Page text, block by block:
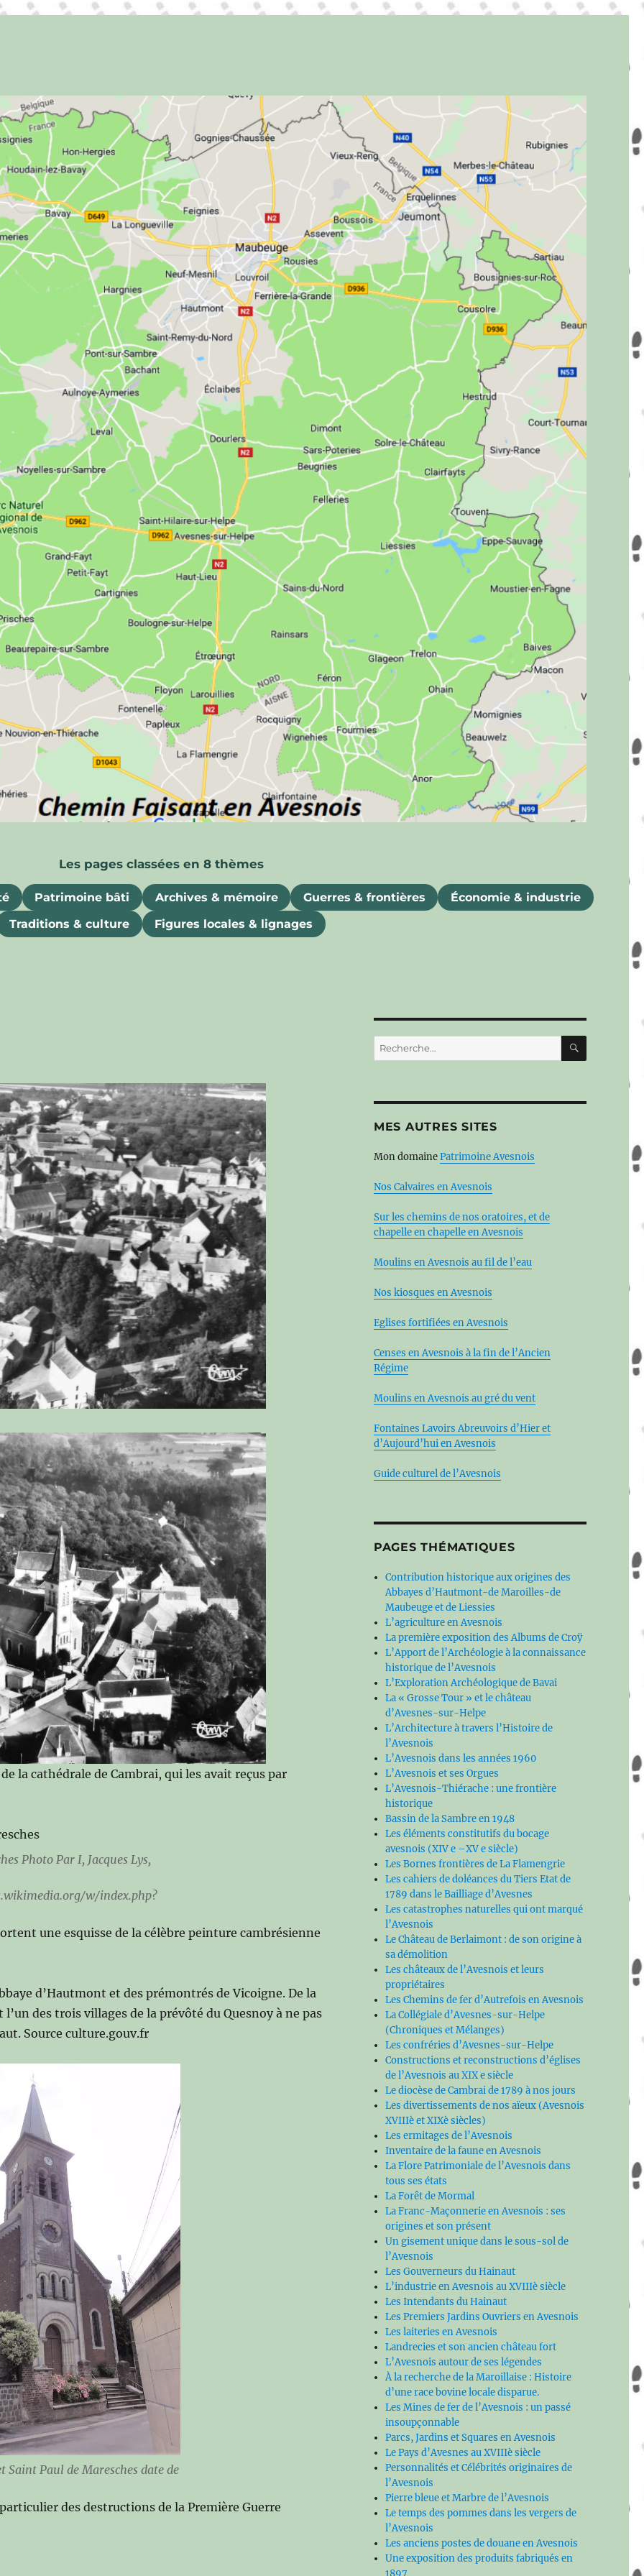
Patrimoine bâti Archives & mémoire Guerres & frontières
Économie & industrie
Traditions & culture
Figures locales & lignages
la cathédrale de Cambrai, qui les avait reçus par
Photo Par I, Jacques Lys,
w/index.php?
une esquisse de la célèbre peinture cambrésienne
d’Hautmont et des prémontrés de Vicoigne. De la
des trois villages de la prévôté du Quesnoy à ne pas
Source culture.gouv.fr
Saint Paul de Maresches date de
des destructions de la Première Guerre
Recherche
pour :
MES AUTRES SITES
Mon domainePatrimoine Avesnois
Nos Calvaires en Avesnois
Sur les chemins de nos oratoires, et de
chapelle en chapelle en Avesnois
Moulins en Avesnois au fil de l’eau
Nos kiosques en Avesnois
Eglises fortifiées en Avesnois
Censes en Avesnois à la fin de l’Ancien
Régime
Moulins en Avesnois au gré du vent
Fontaines Lavoirs Abreuvoirs d’Hier et
d’Aujourd’hui en Avesnois
Guide culturel de l’Avesnois
PAGES THÉMATIQUES
Contribution historique aux origines des
Abbayes d’Hautmont-de Maroilles-de
Maubeuge et de Liessies
L’agriculture en Avesnois
La première exposition des Albums de Croÿ
L’Apport de l’Archéologie à la connaissance
historique de l’Avesnois
L’Exploration Archéologique de Bavai
La « Grosse Tour » et le château
d’Avesnes-sur-Helpe
L’Architecture à travers l’Histoire de
l’Avesnois
L’Avesnois dans les années 1960
L’Avesnois et ses Orgues
L’Avesnois-Thiérache : une frontière
historique
Bassin de la Sambre en 1948
Les éléments constitutifs du bocage
avesnois (XIV e –XV e siècle)
Les Bornes frontières de La Flamengrie
Les cahiers de doléances du Tiers Etat de
1789 dans le Bailliage d’Avesnes
Les catastrophes naturelles qui ont marqué
l’Avesnois
Le Château de Berlaimont : de son origine à
sa démolition
Les châteaux de l’Avesnois et leurs
propriétaires
Les Chemins de fer d’Autrefois en Avesnois
La Collégiale d’Avesnes-sur-Helpe
(Chroniques et Mélanges)
Les confréries d’Avesnes-sur-Helpe
Constructions et reconstructions d’églises
de l’Avesnois au XIX e siècle
Le diocèse de Cambrai de 1789 à nos jours
Les divertissements de nos aïeux (Avesnois
XVIIIè et XIXè siècles)
Les ermitages de l’Avesnois
Inventaire de la faune en Avesnois
La Flore Patrimoniale de l’Avesnois dans
tous ses états
La Forêt de Mormal
La Franc-Maçonnerie en Avesnois : ses
origines et son présent
Un gisement unique dans le sous-sol de
l’Avesnois
Les Gouverneurs du Hainaut
L’industrie en Avesnois au XVIIIè siècle
Les Intendants du Hainaut
Les Premiers Jardins Ouvriers en Avesnois
Les laiteries en Avesnois
Landrecies et son ancien château fort
L’Avesnois autour de ses légendes
À la recherche de la Maroillaise : Histoire
d’une race bovine locale disparue.
Les Mines de fer de l’Avesnois : un passé
insoupçonnable
Parcs, Jardins et Squares en Avesnois
Le Pays d’Avesnes au XVIIIè siècle
Personnalités et Célébrités originaires de
l’Avesnois
Pierre bleue et Marbre de l’Avesnois
Le temps des pommes dans les vergers de
l’Avesnois
Les anciens postes de douane en Avesnois
Une exposition des produits fabriqués en
1897